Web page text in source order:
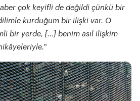
çok keyifli de değildi çünkü bir
kurduğum bir ilişki var. O
bir yerde, […] benim asıl ilişkim
"